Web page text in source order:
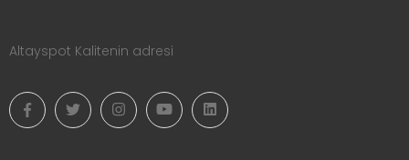
Altayspot Kalitenin adresi